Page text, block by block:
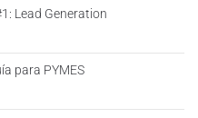
Lead Generation
para PYMES